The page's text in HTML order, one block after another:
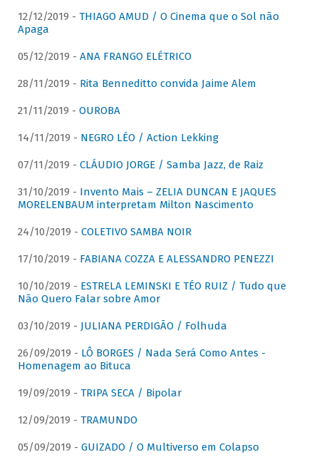
12/12/2019 - THIAGO AMUD / O Cinema que o Sol não
Apaga
05/12/2019 - ANA FRANGO ELÉTRICO
28/11/2019 - Rita Benneditto convida Jaime Alem
21/11/2019 - OUROBA
14/11/2019 - NEGRO LÉO / Action Lekking
07/11/2019 - CLÁUDIO JORGE / Samba Jazz, de Raiz
31/10/2019 - Invento Mais – ZELIA DUNCAN E JAQUES
MORELENBAUM interpretam Milton Nascimento
24/10/2019 - COLETIVO SAMBA NOIR
17/10/2019 - FABIANA COZZA E ALESSANDRO PENEZZI
10/10/2019 - ESTRELA LEMINSKI E TÉO RUIZ / Tudo que
Não Quero Falar sobre Amor
03/10/2019 - JULIANA PERDIGÃO / Folhuda
26/09/2019 - LÔ BORGES / Nada Será Como Antes -
Homenagem ao Bituca
19/09/2019 - TRIPA SECA / Bipolar
12/09/2019 - TRAMUNDO
05/09/2019 - GUIZADO / O Multiverso em Colapso